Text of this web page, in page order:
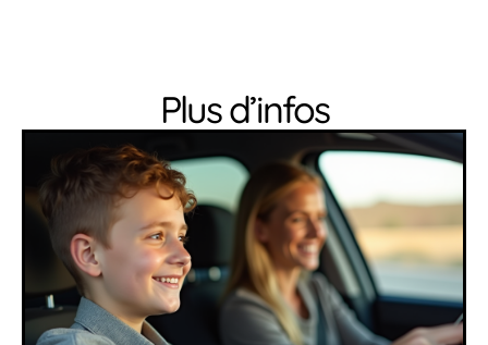
Plus d’infos